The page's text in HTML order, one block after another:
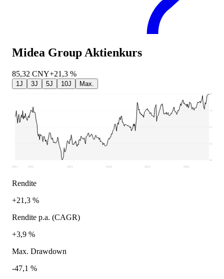
Midea Group Aktienkurs
85,32 CNY+21,3 %
1J 3J 5J 10J Max.
40,76
52,05
63,33
74,62
85,9
2021 2022 2023 2024 2025 2026
Rendite
+21,3 %
Rendite p.a. (CAGR)
+3,9 %
Max. Drawdown
-47,1 %